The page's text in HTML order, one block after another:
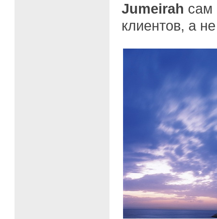
Jumeirah сам
клиентов, а